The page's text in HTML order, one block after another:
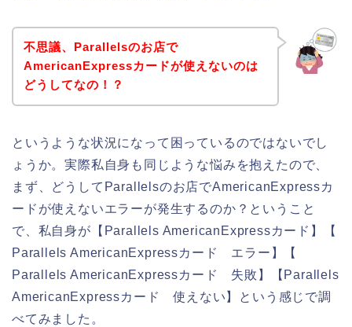
不思議、Parallelsのお店で
AmericanExpressカードが使えないのは
どうしてなの！？
というような状況になって困っているのではないでし
ょうか。実際私自身も同じような悩みを抱えたので、
まず、どうしてParallelsのお店でAmericanExpressカ
ードが使えないエラーが発生するのか？ということ
で、私自身が【Parallels AmericanExpressカード】【
Parallels AmericanExpressカード エラー】【
Parallels AmericanExpressカード 失敗】【Parallels
AmericanExpressカード 使えない】という感じで調
べてみました。